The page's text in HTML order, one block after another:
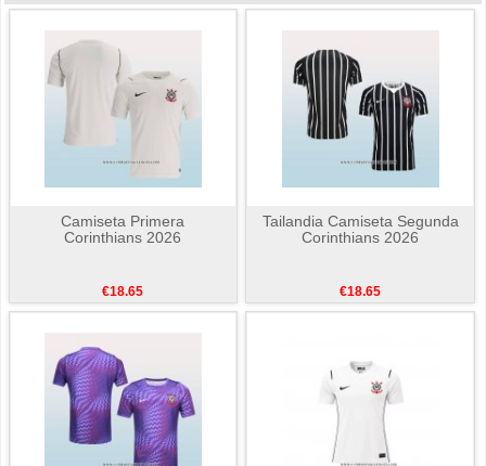
Camiseta Primera
Corinthians 2026
€18.65
Tailandia Camiseta Segunda
Corinthians 2026
€18.65